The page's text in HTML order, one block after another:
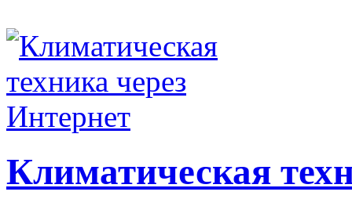
Климатическая